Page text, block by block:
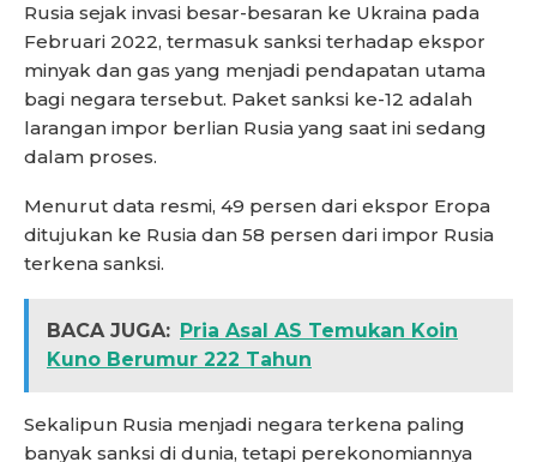
Rusia sejak invasi besar-besaran ke Ukraina pada
Februari 2022, termasuk sanksi terhadap ekspor
minyak dan gas yang menjadi pendapatan utama
bagi negara tersebut. Paket sanksi ke-12 adalah
larangan impor berlian Rusia yang saat ini sedang
dalam proses.
Menurut data resmi, 49 persen dari ekspor Eropa
ditujukan ke Rusia dan 58 persen dari impor Rusia
terkena sanksi.
BACA JUGA: Pria Asal AS Temukan Koin
Kuno Berumur 222 Tahun
Sekalipun Rusia menjadi negara terkena paling
banyak sanksi di dunia, tetapi perekonomiannya